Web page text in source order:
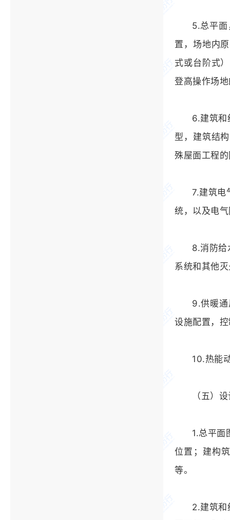
5.总平
置，场地内
式或台阶式
登高操作场
6.建筑和
型，建筑结
殊屋面工程
7.建筑电
统，以及电
8.消防给
系统和其他
9.供暖
设施配置，
10.热能
（五）
1.总平面
位置；建构
等。
2.建筑和